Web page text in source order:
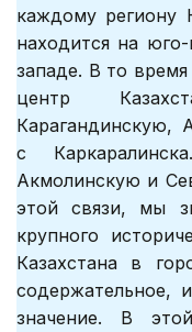
каждому региону
находится на
западе. В то
центр
Карагандинскую,
с
Акмолинскую и
этой связи, мы
крупного
Казахстана в
содержательное,
значение. В